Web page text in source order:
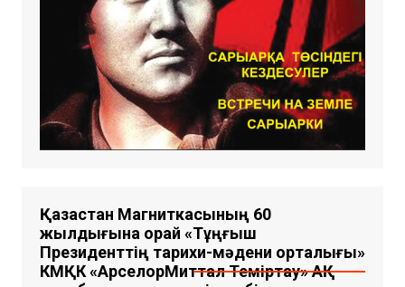
Қазақстан Магниткасының 60
жылдығына орай «Тұңғыш
Президенттің тарихи-мәдени орталығы»
КМҚК «АрселорМиттал Теміртау» АҚ-